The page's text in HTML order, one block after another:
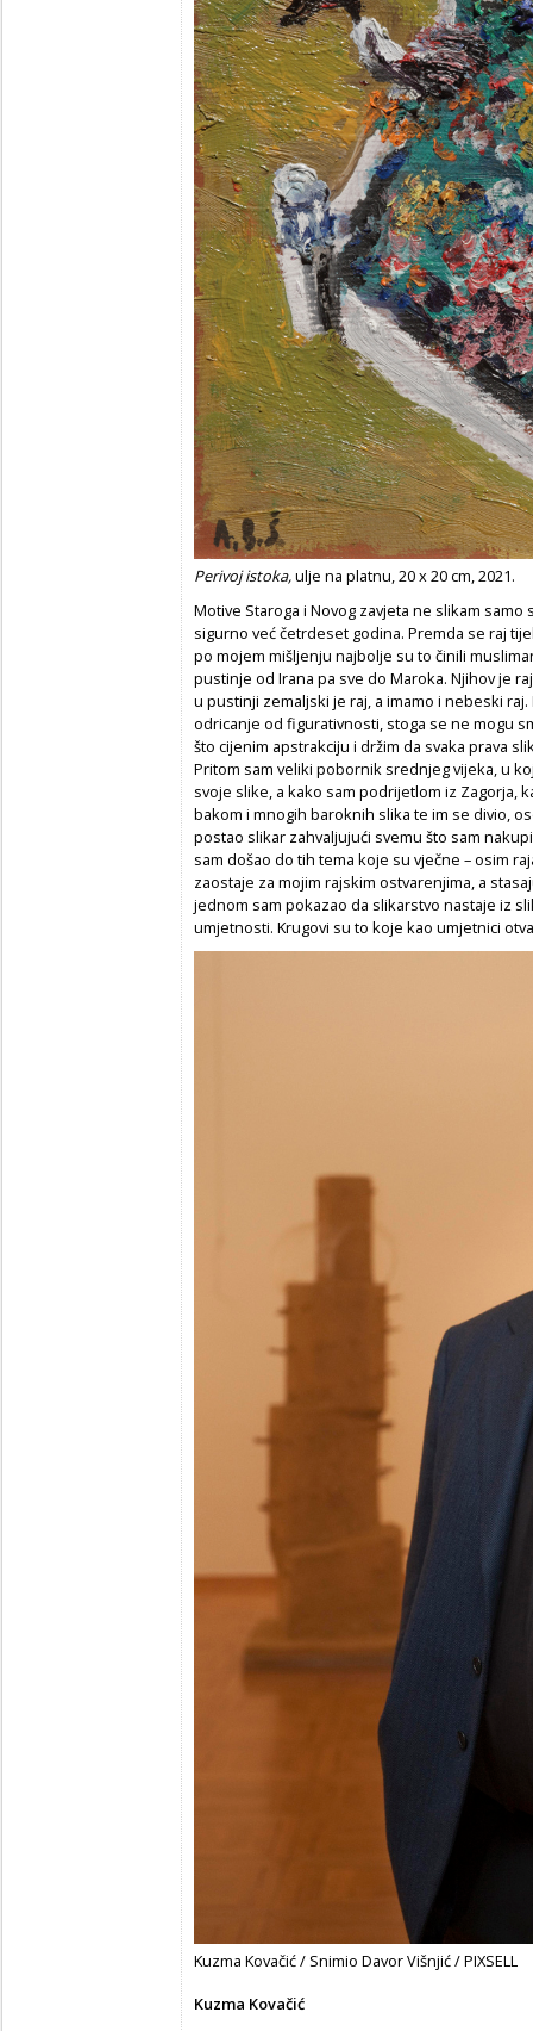
Perivoj istoka,ulje na platnu, 20 x 20 cm, 2021.
Motive Staroga i Novog zavjeta ne slikam samo
sigurno već četrdeset godina. Premda se raj
po mojem mišljenju najbolje su to činili
pustinje od Irana pa sve do Maroka. Njihov je
u pustinji zemaljski je raj, a imamo i nebeski
odricanje od figurativnosti, stoga se ne mogu
što cijenim apstrakciju i držim da svaka prava
Pritom sam veliki pobornik srednjeg vijeka, u
svoje slike, a kako sam podrijetlom iz Zagorja,
bakom i mnogih baroknih slika te im se divio,
postao slikar zahvaljujući svemu što sam
sam došao do tih tema koje su vječne – osim
zaostaje za mojim rajskim ostvarenjima, a
jednom sam pokazao da slikarstvo nastaje iz
umjetnosti. Krugovi su to koje kao umjetnici
Kuzma Kovačić / Snimio Davor Višnjić / PIXSELL
Kuzma Kovačić